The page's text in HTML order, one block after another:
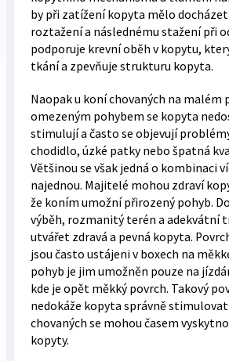
by při zatížení kopyta mělo
roztažení a následnému stažení při
podporuje krevní oběh v kopytu,
tkání a zpevňuje strukturu kopyta.
Naopak u koní chovaných na malém
omezeným pohybem se kopyta
stimulují a často se objevují
chodidlo, úzké patky nebo špatná
Většinou se však jedná o kombinaci
najednou. Majitelé mohou zdraví
že koním umožní přirozený pohyb.
výběh, rozmanitý terén a adekvátní
utvářet zdravá a pevná kopyta.
jsou často ustájeni v boxech na
pohyb je jim umožněn pouze na
kde je opět měkký povrch. Takový
nedokáže kopyta správně
chovaných se mohou časem
kopyty.